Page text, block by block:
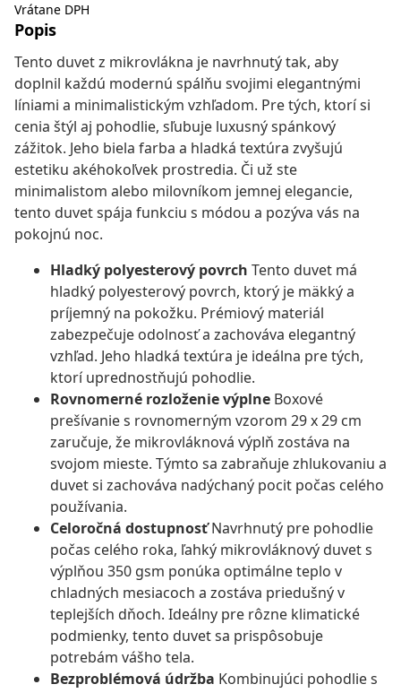
Vrátane DPH
Popis
Tento duvet z mikrovlákna je navrhnutý tak, aby
doplnil každú modernú spálňu svojimi elegantnými
líniami a minimalistickým vzhľadom. Pre tých, ktorí si
cenia štýl aj pohodlie, sľubuje luxusný spánkový
zážitok. Jeho biela farba a hladká textúra zvyšujú
estetiku akéhokoľvek prostredia. Či už ste
minimalistom alebo milovníkom jemnej elegancie,
tento duvet spája funkciu s módou a pozýva vás na
pokojnú noc.
Hladký polyesterový povrch Tento duvet má
hladký polyesterový povrch, ktorý je mäkký a
príjemný na pokožku. Prémiový materiál
zabezpečuje odolnosť a zachováva elegantný
vzhľad. Jeho hladká textúra je ideálna pre tých,
ktorí uprednostňujú pohodlie.
Rovnomerné rozloženie výplne Boxové
prešívanie s rovnomerným vzorom 29 x 29 cm
zaručuje, že mikrovláknová výplň zostáva na
svojom mieste. Týmto sa zabraňuje zhlukovaniu a
duvet si zachováva nadýchaný pocit počas celého
používania.
Celoročná dostupnosťNavrhnutý pre pohodlie
počas celého roka, ľahký mikrovláknový duvet s
výplňou 350 gsm ponúka optimálne teplo v
chladných mesiacoch a zostáva priedušný v
teplejších dňoch. Ideálny pre rôzne klimatické
podmienky, tento duvet sa prispôsobuje
potrebám vášho tela.
Bezproblémová údržba Kombinujúci pohodlie s